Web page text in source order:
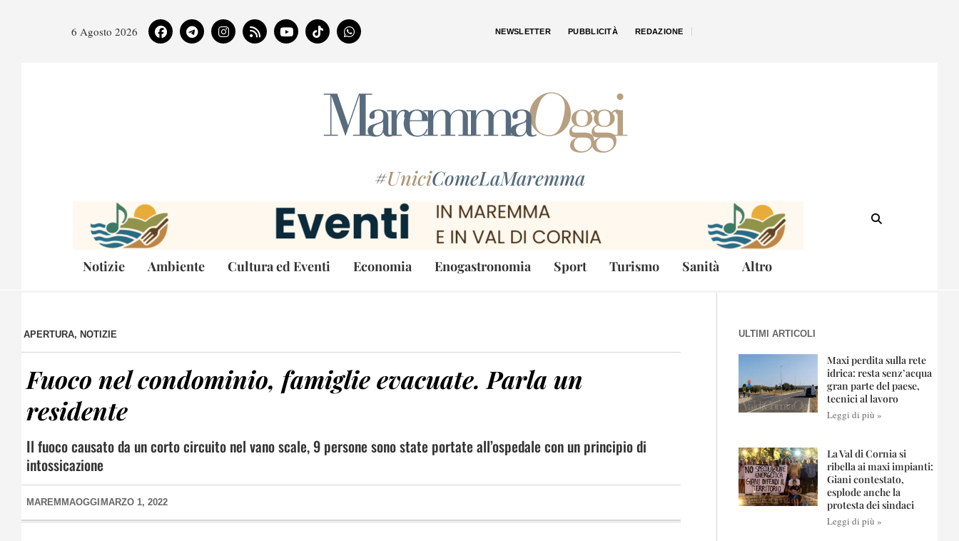
6 Agosto 2026 NEWSLETTER PUBBLICITÀ REDAZIONE
#UniciComeLaMaremma
Notizie Ambiente Cultura ed Eventi Economia Enogastronomia Sport Turismo Sanità Altro
APERTURA, NOTIZIE
Fuoco nel condominio, famiglie evacuate. Parla un
residente
Il fuoco causato da un corto circuito nel vano scale, 9 persone sono state portate all’ospedale con un principio di
intossicazione
MAREMMAOGGI MARZO 1, 2022
ULTIMI ARTICOLI
Maxi perdita sulla rete
idrica: resta senz’acqua
gran parte del paese,
tecnici al lavoro
Leggi di più »
La Val di Cornia si
ribella ai maxi impianti:
Giani contestato,
esplode anche la
protesta dei sindaci
Leggi di più »